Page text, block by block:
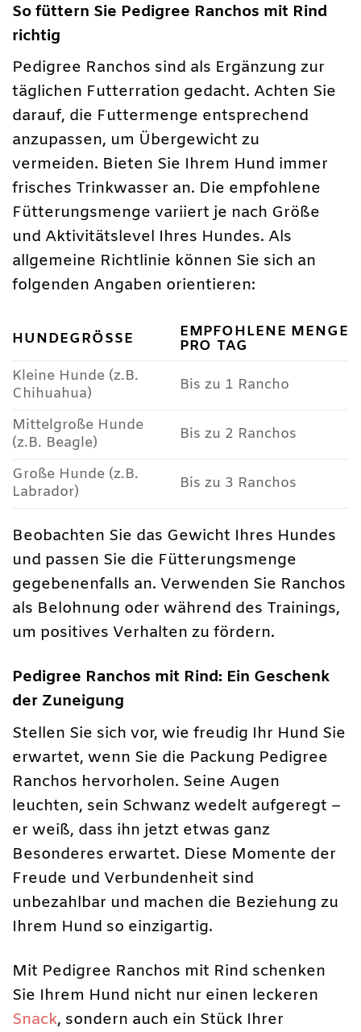
So füttern Sie Pedigree Ranchos mit Rind
richtig
Pedigree Ranchos sind als Ergänzung zur
täglichen Futterration gedacht. Achten Sie
darauf, die Futtermenge entsprechend
anzupassen, um Übergewicht zu
vermeiden. Bieten Sie Ihrem Hund immer
frisches Trinkwasser an. Die empfohlene
Fütterungsmenge variiert je nach Größe
und Aktivitätslevel Ihres Hundes. Als
allgemeine Richtlinie können Sie sich an
folgenden Angaben orientieren:
HUNDEGRÖSSE EMPFOHLENE MENGE
PRO TAG
Kleine Hunde (z.B.
Chihuahua)
Bis zu 1 Rancho
Mittelgroße Hunde
(z.B. Beagle)
Bis zu 2 Ranchos
Große Hunde (z.B.
Labrador)
Bis zu 3 Ranchos
Beobachten Sie das Gewicht Ihres Hundes
und passen Sie die Fütterungsmenge
gegebenenfalls an. Verwenden Sie Ranchos
als Belohnung oder während des Trainings,
um positives Verhalten zu fördern.
Pedigree Ranchos mit Rind: Ein Geschenk
der Zuneigung
Stellen Sie sich vor, wie freudig Ihr Hund Sie
erwartet, wenn Sie die Packung Pedigree
Ranchos hervorholen. Seine Augen
leuchten, sein Schwanz wedelt aufgeregt –
er weiß, dass ihn jetzt etwas ganz
Besonderes erwartet. Diese Momente der
Freude und Verbundenheit sind
unbezahlbar und machen die Beziehung zu
Ihrem Hund so einzigartig.
Mit Pedigree Ranchos mit Rind schenken
Sie Ihrem Hund nicht nur einen leckeren
Snack, sondern auch ein Stück Ihrer